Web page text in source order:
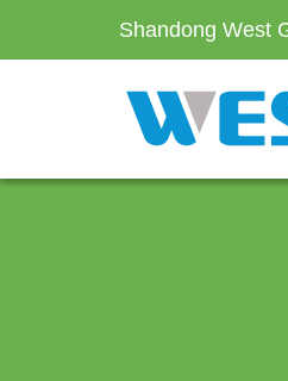
Shandong West